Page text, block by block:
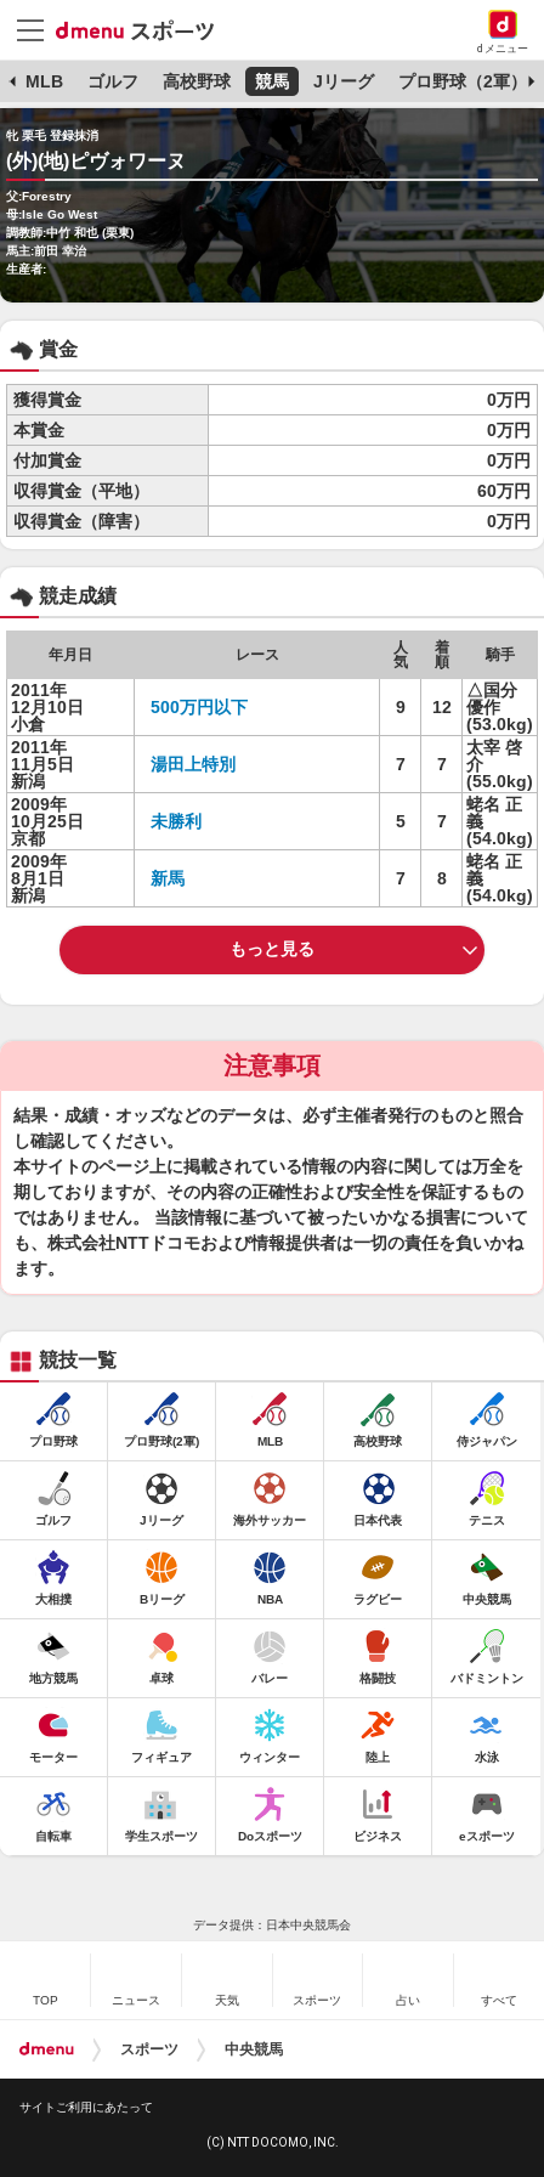
dメニュー
MLB ゴルフ 高校野球 競馬 Jリーグ プロ野球（2軍）
牝 栗毛 登録抹消
(外)(地)ピヴォワーヌ
父:Forestry
母:Isle Go West
調教師:中竹 和也 (栗東)
馬主:前田 幸治
生産者:
賞金
獲得賞金
0万円
本賞金
0万円
付加賞金
0万円
収得賞金（平地）
60万円
収得賞金（障害）
0万円
競走成績
年月日 レース
人
気
着
順
騎手
2011年
12月10日
小倉
500万円以下 9 12
△国分
優作
(53.0kg)
2011年
11月5日
新潟
湯田上特別 7 7
太宰 啓
介
(55.0kg)
2009年
10月25日
京都
未勝利 5 7
蛯名 正
義
(54.0kg)
2009年
8月1日
新潟
新馬 7 8
蛯名 正
義
(54.0kg)
もっと見る
注意事項
結果・成績・オッズなどのデータは、必ず主催者発行のものと照合
し確認してください。
本サイトのページ上に掲載されている情報の内容に関しては万全を
期しておりますが、その内容の正確性および安全性を保証するもの
ではありません。 当該情報に基づいて被ったいかなる損害について
も、株式会社NTTドコモおよび情報提供者は一切の責任を負いかね
ます。
競技一覧
プロ野球 プロ野球(2軍) MLB 高校野球 侍ジャパン
ゴルフ Jリーグ 海外サッカー 日本代表 テニス
大相撲 Bリーグ NBA ラグビー 中央競馬
地方競馬 卓球 バレー 格闘技 バドミントン
モーター フィギュア ウィンター 陸上 水泳
自転車 学生スポーツ Doスポーツ ビジネス eスポーツ
データ提供：日本中央競馬会
TOP ニュース 天気 スポーツ 占い すべて
スポーツ 中央競馬
サイトご利用にあたって
(C) NTT DOCOMO, INC.